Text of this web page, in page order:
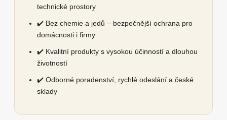
technické prostory
✔️ Bez chemie a jedů – bezpečnější ochrana pro
domácnosti i firmy
✔️ Kvalitní produkty s vysokou účinností a dlouhou
životností
✔️ Odborné poradenství, rychlé odeslání a české
sklady